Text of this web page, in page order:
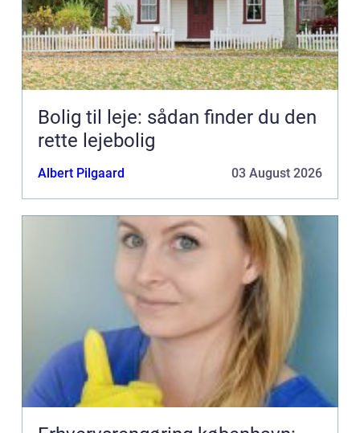
Bolig til leje: sådan finder du den
rette lejebolig
Albert Pilgaard 03 August 2026